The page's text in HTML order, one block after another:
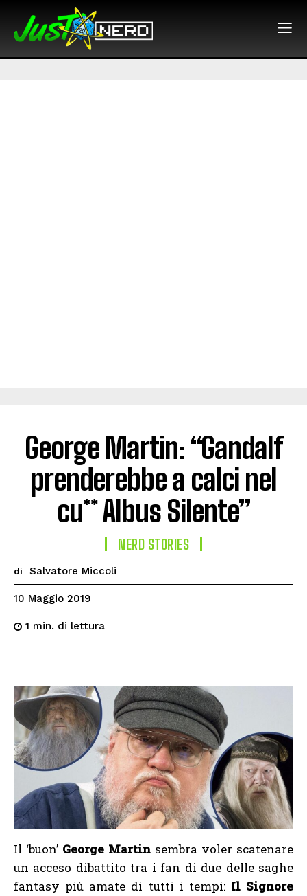
George Martin: “Gandalf
prenderebbe a calci nel
cu** Albus Silente”
NERD STORIES
di Salvatore Miccoli
10 Maggio 2019
1 min. di lettura
Il ‘buon’ George Martin sembra voler scatenare
un acceso dibattito tra i fan di due delle saghe
fantasy più amate di tutti i tempi: Il Signore